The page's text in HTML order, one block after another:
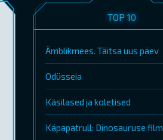
TOP 10
Ämblikmees. Täitsa uus päev
Odüsseia
Käsilased ja koletised
Käpapatrull: Dinosauruse film